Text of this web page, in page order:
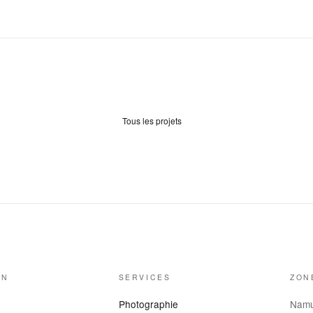
Tous les projets
SERVICES
Photographie